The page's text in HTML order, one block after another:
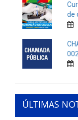
de
ÚLTIMAS